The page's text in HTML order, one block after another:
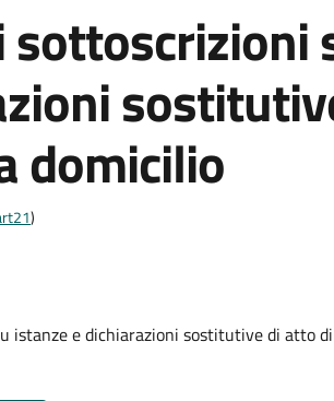
domicilio
)
istanze e dichiarazioni sostitutive di atto